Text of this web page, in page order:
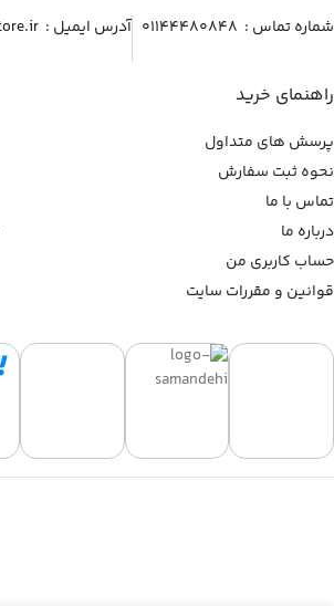
شماره تماس :‌ ۰۱۱۴۴۴۸۰۸۴۸ آدرس ایمیل :‌ info@reyhanestore.ir
راهنمای خرید
پرسش های متداول
نحوه ثبت سفارش
تماس با ما
درباره ما
حساب کاربری من
قوانین و مقررات سایت